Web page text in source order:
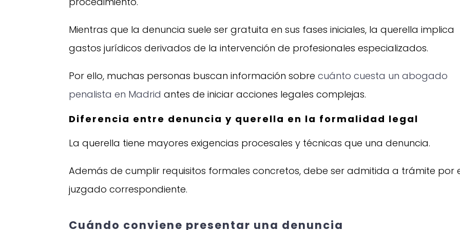
Mientras que la denuncia suele ser gratuita en sus fases iniciales, la querella implica
gastos jurídicos derivados de la intervención de profesionales especializados.
Por ello, muchas personas buscan información sobrecuánto cuesta un abogado
penalista en Madrid antes de iniciar acciones legales complejas.
Diferencia entre denuncia y querella en la formalidad legal
La querella tiene mayores exigencias procesales y técnicas que una denuncia.
Además de cumplir requisitos formales concretos, debe ser admitida a trámite por
juzgado correspondiente.
Cuándo conviene presentar una denuncia